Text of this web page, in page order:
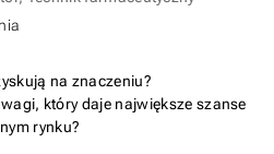
na znaczeniu?
który daje największe szanse
rynku?